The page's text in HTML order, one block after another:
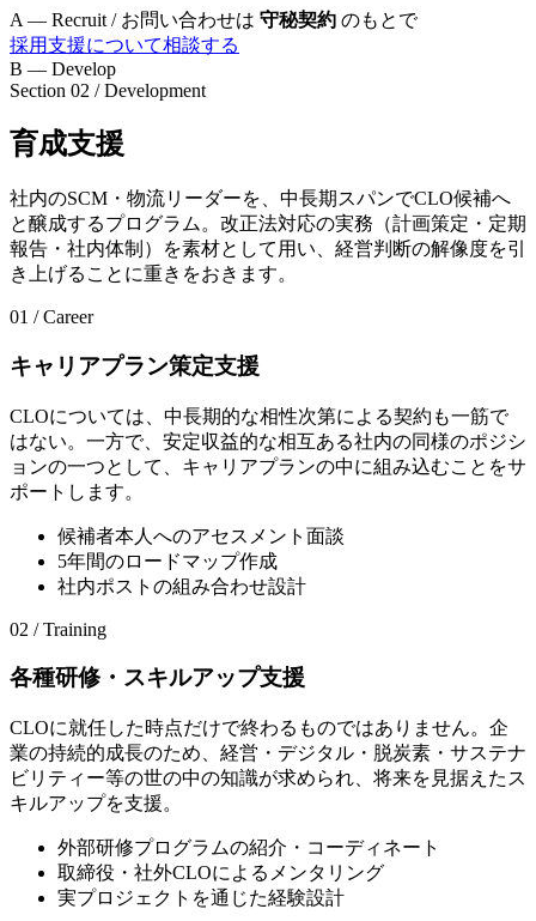
A — Recruit / お問い合わせは 守秘契約 のもとで
採用支援について相談する
B — Develop
Section 02 / Development
育成支援
社内のSCM・物流リーダーを、中長期スパンでCLO候補へ
と醸成するプログラム。改正法対応の実務（計画策定・定期
報告・社内体制）を素材として用い、経営判断の解像度を引
き上げることに重きをおきます。
01 / Career
キャリアプラン策定支援
CLOについては、中長期的な相性次第による契約も一筋で
はない。一方で、安定収益的な相互ある社内の同様のポジシ
ョンの一つとして、キャリアプランの中に組み込むことをサ
ポートします。
候補者本人へのアセスメント面談
5年間のロードマップ作成
社内ポストの組み合わせ設計
02 / Training
各種研修・スキルアップ支援
CLOに就任した時点だけで終わるものではありません。企
業の持続的成長のため、経営・デジタル・脱炭素・サステナ
ビリティー等の世の中の知識が求められ、将来を見据えたス
キルアップを支援。
外部研修プログラムの紹介・コーディネート
取締役・社外CLOによるメンタリング
実プロジェクトを通じた経験設計